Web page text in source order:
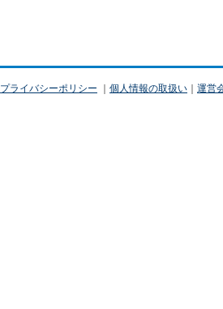
プライバシーポリシー ｜ 個人情報の取扱い ｜ 運営